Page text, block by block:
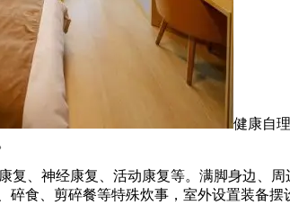
健康自
、神经康复、活动康复等。满脚身边、周
食、剪碎餐等特殊炊事，室外设置装备摆